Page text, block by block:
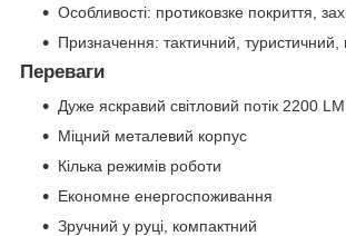
Особливості: протиковзке покриття,
Призначення: тактичний, туристичний,
Переваги
Дуже яскравий світловий потік 2200 LM
Міцний металевий корпус
Кілька режимів роботи
Економне енергоспоживання
Зручний у руці, компактний